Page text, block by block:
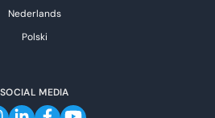
Nederlands
Polski
SOCIAL MEDIA